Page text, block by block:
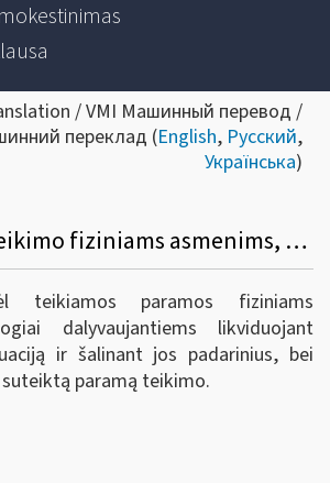
/ VMI Машинный перевод /
переклад (English, Русский,
Українська)
Dėl paramos teikimo fiziniams asmenims, dalyvaujantiems likviduojant ekstremaliąją situaciją ir šalinant jos padarinius
teikiamos paramos fiziniams
dalyvaujantiems likviduojant
ir šalinant jos padarinius, bei
paramą teikimo.